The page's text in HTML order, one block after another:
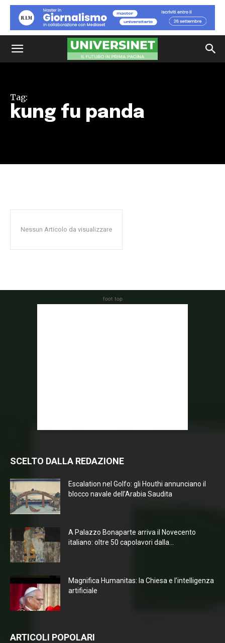
Tag:
kung fu panda
Nessun Articolo da visualizzare
foot top
SCELTO DALLA REDAZIONE
Escalation nel Golfo: gli Houthi annunciano il
blocco navale dell’Arabia Saudita
A Palazzo Bonaparte arriva il Novecento
italiano: oltre 50 capolavori dalla...
Magnifica Humanitas: la Chiesa e l’intelligenza
artificiale
ARTICOLI POPOLARI